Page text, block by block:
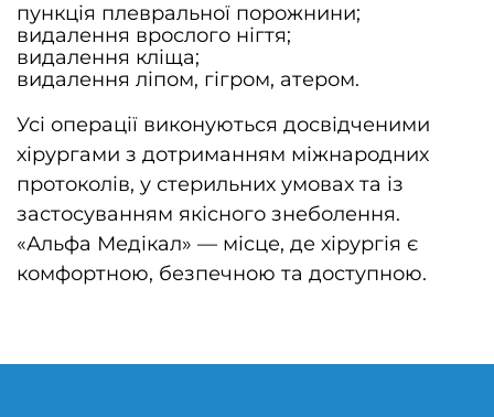
пункція плевральної порожнини;
видалення врослого нігтя;
видалення кліща;
видалення ліпом, гігром, атером.
Усі операції виконуються досвідченими
хірургами з дотриманням міжнародних
протоколів, у стерильних умовах та із
застосуванням якісного знеболення.
«Альфа Медікал» — місце, де хірургія є
комфортною, безпечною та доступною.